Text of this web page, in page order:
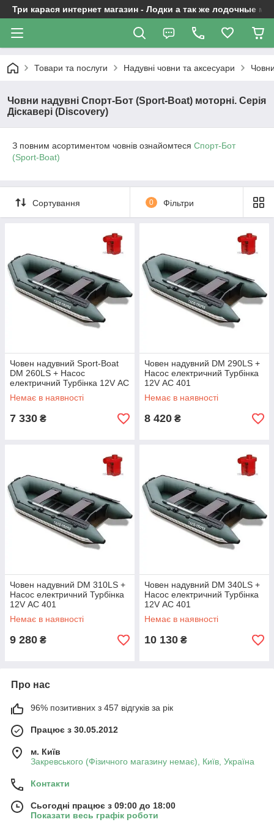
Три карася интернет магазин - Лодки а так же лодочные
Товари та послуги Надувні човни та аксесуари
Човни надувні Спорт-Бот (Sport-Boat) моторні. Серія
Діскавері (Discovery)
З повним асортиментом човнів ознайомтеся Спорт-Бот
(Sport-Boat)
Сортування 0 Фільтри
Човен надувний Sport-Boat
DM 260LS + Насос
електричний Турбінка 12V АС
401
Немає в наявності
7 330 ₴
Човен надувний DM 290LS +
Насос електричний Турбінка
12V АС 401
Немає в наявності
8 420 ₴
Човен надувний DM 310LS +
Насос електричний Турбінка
12V АС 401
Немає в наявності
9 280 ₴
Човен надувний DM 340LS +
Насос електричний Турбінка
12V АС 401
Немає в наявності
10 130 ₴
Про нас
96% позитивних з 457 відгуків за рік
Працює з 30.05.2012
м. Київ
Закревського (Фізичного магазину немає), Київ, Україна
Контакти
Сьогодні працює з 09:00 до 18:00
Показати весь графік роботи